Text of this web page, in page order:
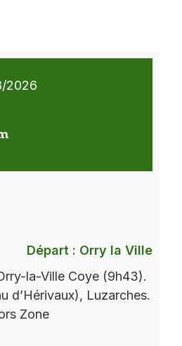
2026
Départ : Orry la Ville
la-Ville Coye (9h43).
d’Hérivaux), Luzarches.
Zone